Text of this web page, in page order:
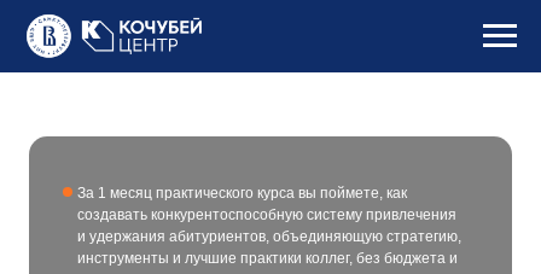
За 1 месяц практического курса вы поймете, как
создавать конкурентоспособную систему привлечения
и удержания абитуриентов, объединяющую стратегию,
инструменты и лучшие практики коллег, без бюджета и